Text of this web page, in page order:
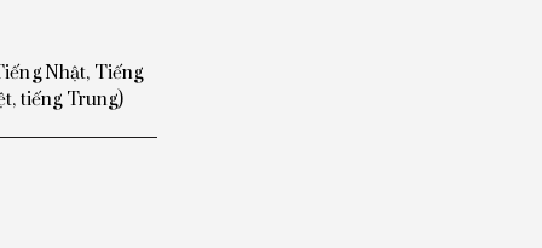
Nhật, Tiếng
tiếng Trung)